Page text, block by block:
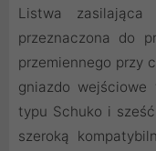
Listwa zasilająca
przeznaczona do
przemiennego przy
gniazdo wejściowe
typu Schuko i
szeroką